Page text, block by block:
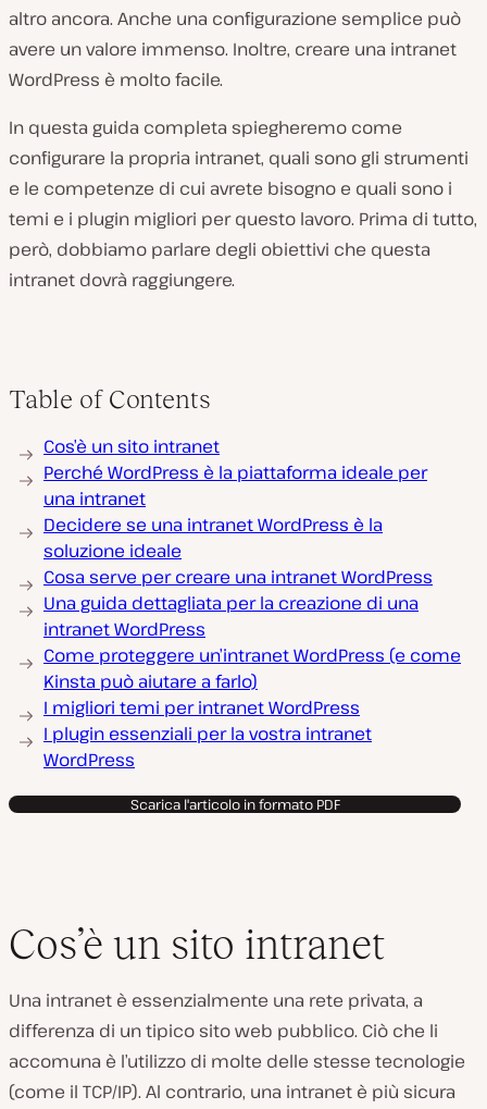
altro ancora. Anche una configurazione semplice può
avere un valore immenso. Inoltre, creare una intranet
WordPress è molto facile.
In questa guida completa spiegheremo come
configurare la propria intranet, quali sono gli strumenti
e le competenze di cui avrete bisogno e quali sono i
temi e i plugin migliori per questo lavoro. Prima di tutto,
però, dobbiamo parlare degli obiettivi che questa
intranet dovrà raggiungere.
Table of Contents
Cos’è un sito intranet
Perché WordPress è la piattaforma ideale per
una intranet
Decidere se una intranet WordPress è la
soluzione ideale
Cosa serve per creare una intranet WordPress
Una guida dettagliata per la creazione di una
intranet WordPress
Come proteggere un’intranet WordPress (e come
Kinsta può aiutare a farlo)
I migliori temi per intranet WordPress
I plugin essenziali per la vostra intranet
WordPress
Scarica l'articolo in formato PDF
Cos’è un sito intranet
Una intranet è essenzialmente una rete privata, a
differenza di un tipico sito web pubblico. Ciò che li
accomuna è l’utilizzo di molte delle stesse tecnologie
(come il TCP/IP). Al contrario, una intranet è più sicura